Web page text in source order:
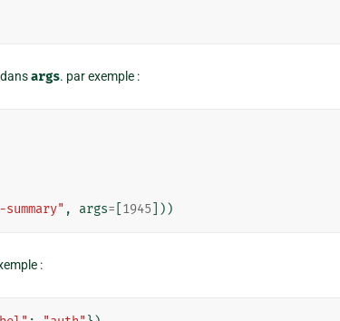
args. par exemple :
, args= 1945 ]))
: